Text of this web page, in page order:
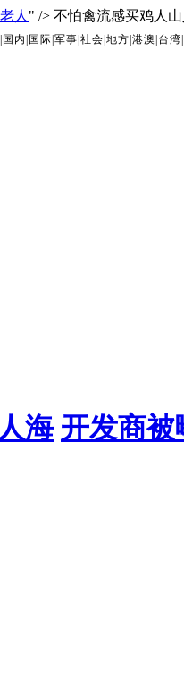
人 " /> 不怕禽流感买鸡人
国内 国际 军事 社会 地方 港澳 台湾
海 开发商被